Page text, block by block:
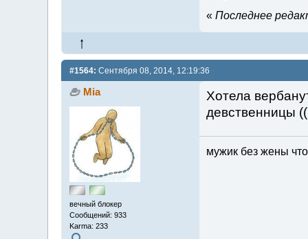
« Последнее
#1564: Сентября 08, 2014, 12:19:36
Mia
вечный блокер
Сообщений: 933
Karma: 233
Хотела
девственницы
мужик без жены